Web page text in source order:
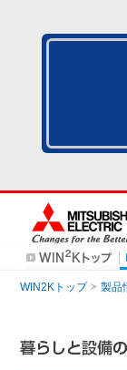
WIN2Kトップ 製品